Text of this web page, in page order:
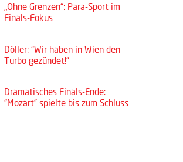
„Ohne Grenzen“: Para-Sport im
Finals-Fokus
Döller: “Wir haben in Wien den
Turbo gezündet!”
Dramatisches Finals-Ende:
“Mozart” spielte bis zum Schluss